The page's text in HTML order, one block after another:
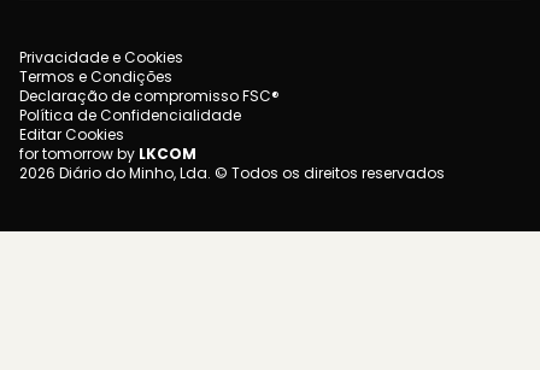
Privacidade e Cookies
Termos e Condições
Declaração de compromisso FSC®
Política de Confidencialidade
Editar Cookies
for tomorrow by LKCOM
2026 Diário do Minho, Lda. © Todos os direitos reservados